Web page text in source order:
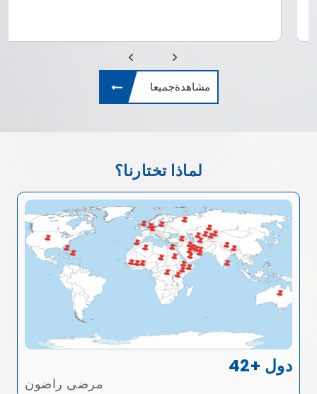
مشاهدةجميعا
لماذا تختارنا؟
42+ دول
مرضى راضون